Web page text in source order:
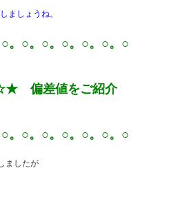
ましょうね。
。○。○。○。○。○。○
偏差値をご紹介
。○。○。○。○。○。○
ましたが